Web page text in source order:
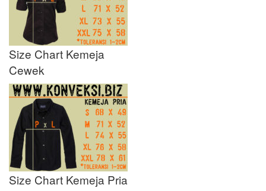
Size Chart Kemeja
Cewek
Size Chart Kemeja Pria